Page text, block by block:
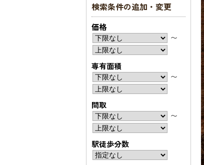
検索条件の追加・変更
価格
〜
専有面積
〜
間取
〜
駅徒歩分数